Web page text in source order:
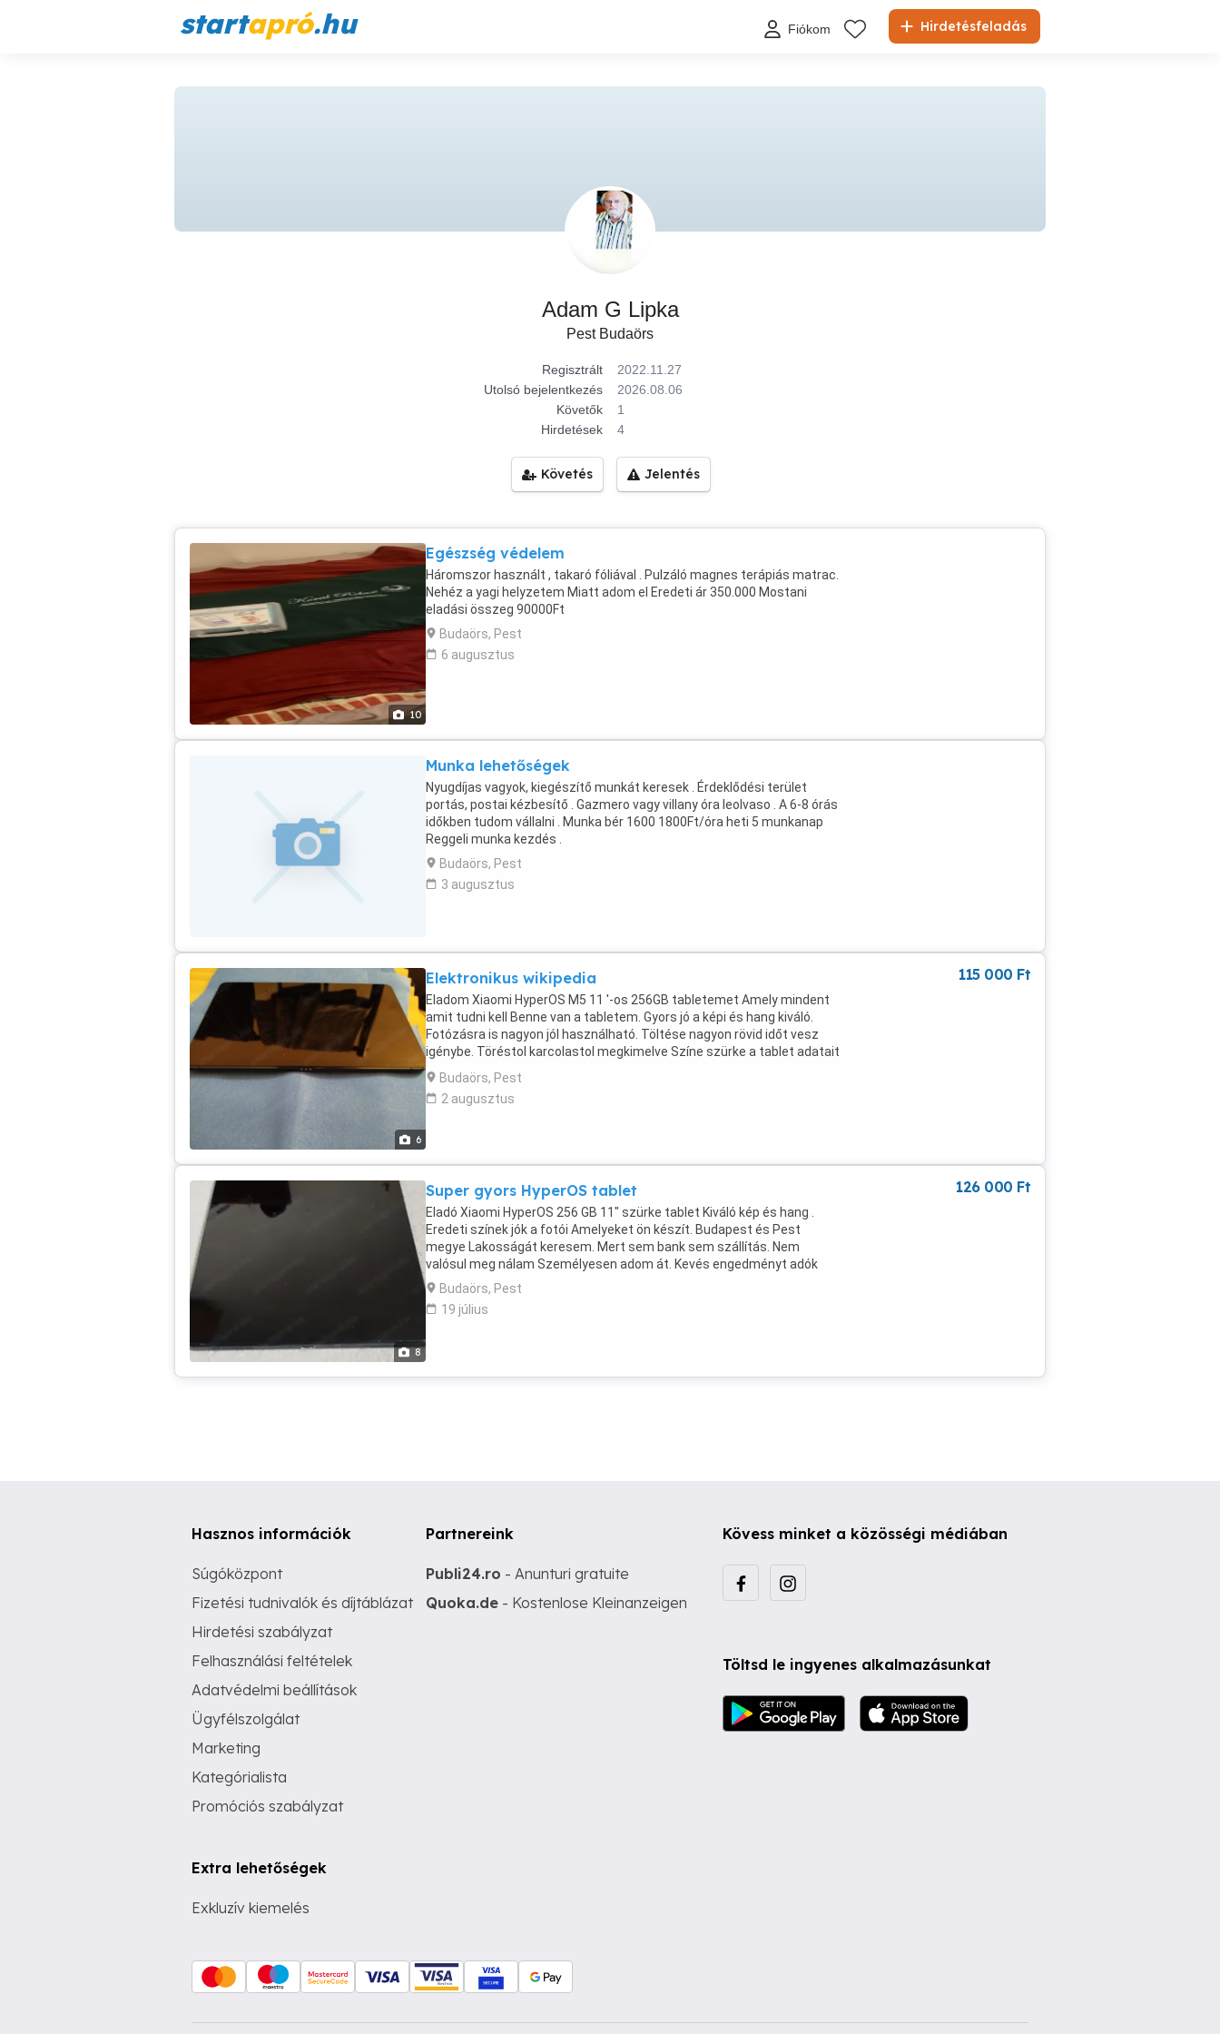
startapró.hu Hirdetésfeladás
Fiókom
Adam G Lipka
Pest Budaörs
Regisztrált
2022.11.27
Utolsó bejelentkezés
2026.08.06
Követők
1
Hirdetések
4
Követés Jelentés
10
Egészség védelem
Háromszor használt , takaró fóliával . Pulzáló magnes terápiás matrac.
Nehéz a yagi helyzetem Miatt adom el Eredeti ár 350.000 Mostani
eladási összeg 90000Ft
Budaörs, Pest
6 augusztus
Munka lehetőségek
Nyugdíjas vagyok, kiegészítő munkát keresek . Érdeklődési terület
portás, postai kézbesítő . Gazmero vagy villany óra leolvaso . A 6-8 órás
időkben tudom vállalni . Munka bér 1600 1800Ft/óra heti 5 munkanap
Reggeli munka kezdés .
Budaörs, Pest
3 augusztus
6
Elektronikus wikipedia
Eladom Xiaomi HyperOS M5 11 '-os 256GB tabletemet Amely mindent
amit tudni kell Benne van a tabletem. Gyors jó a képi és hang kiváló.
Fotózásra is nagyon jól használható. Töltése nagyon rövid időt vesz
igénybe. Töréstol karcolastol megkimelve Színe szürke a tablet adatait
töröltem. Kérek minden érdeklődőt..Arra hogy a leírtakat. Vegye
figyelembe amely . A termék átadására vonatkozik. Részemről a
személyes adas- ,- vételt . Kívánom érvényesíteni. Azokat kérem első
Budaörs, Pest
2 augusztus
115 000 Ft
8
Super gyors HyperOS tablet
Eladó Xiaomi HyperOS 256 GB 11" szürke tablet Kiváló kép és hang .
Eredeti színek jók a fotói Amelyeket ön készít. Budapest és Pest
megye Lakosságát keresem. Mert sem bank sem szállítás. Nem
valósul meg nálam Személyesen adom át. Kevés engedményt adók
Budaörs, Pest
19 július
126 000 Ft
Hasznos információk
Súgóközpont
Fizetési tudnivalók és díjtáblázat
Hirdetési szabályzat
Felhasználási feltételek
Adatvédelmi beállítások
Ügyfélszolgálat
Marketing
Kategórialista
Promóciós szabályzat
Extra lehetőségek
Exkluzív kiemelés
Partnereink
Publi24.ro - Anunturi gratuite
Quoka.de - Kostenlose Kleinanzeigen
Kövess minket a közösségi médiában
Töltsd le ingyenes alkalmazásunkat